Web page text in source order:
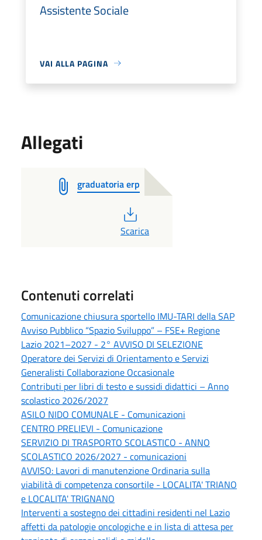
Assistente Sociale
VAI ALLA PAGINA
Allegati
graduatoria erp
PDF
Scarica
Contenuti correlati
Comunicazione chiusura sportello IMU-TARI della SAP
Avviso Pubblico “Spazio Sviluppo” – FSE+ Regione
Lazio 2021–2027 - 2° AVVISO DI SELEZIONE
Operatore dei Servizi di Orientamento e Servizi
Generalisti Collaborazione Occasionale
Contributi per libri di testo e sussidi didattici – Anno
scolastico 2026/2027
ASILO NIDO COMUNALE - Comunicazioni
CENTRO PRELIEVI - Comunicazione
SERVIZIO DI TRASPORTO SCOLASTICO - ANNO
SCOLASTICO 2026/2027 - comunicazioni
AVVISO: Lavori di manutenzione Ordinaria sulla
viabilità di competenza consortile - LOCALITA' TRIANO
e LOCALITA' TRIGNANO
Interventi a sostegno dei cittadini residenti nel Lazio
affetti da patologie oncologiche e in lista di attesa per